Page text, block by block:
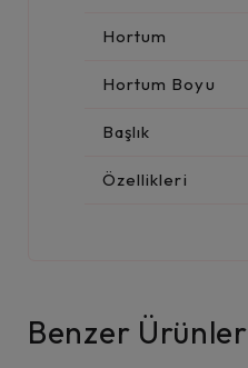
Hortum
Hortum Boyu
Başlık
Özellikleri
Benzer Ürünler